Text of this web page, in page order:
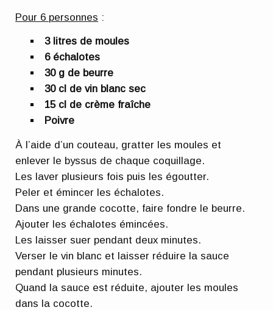
Pour 6 personnes :
3 litres de moules
6 échalotes
30 g de beurre
30 cl de vin blanc sec
15 cl de crème fraîche
Poivre
À l’aide d’un couteau, gratter les moules et
enlever le byssus de chaque coquillage.
Les laver plusieurs fois puis les égoutter.
Peler et émincer les échalotes.
Dans une grande cocotte, faire fondre le beurre.
Ajouter les échalotes émincées.
Les laisser suer pendant deux minutes.
Verser le vin blanc et laisser réduire la sauce
pendant plusieurs minutes.
Quand la sauce est réduite, ajouter les moules
dans la cocotte.